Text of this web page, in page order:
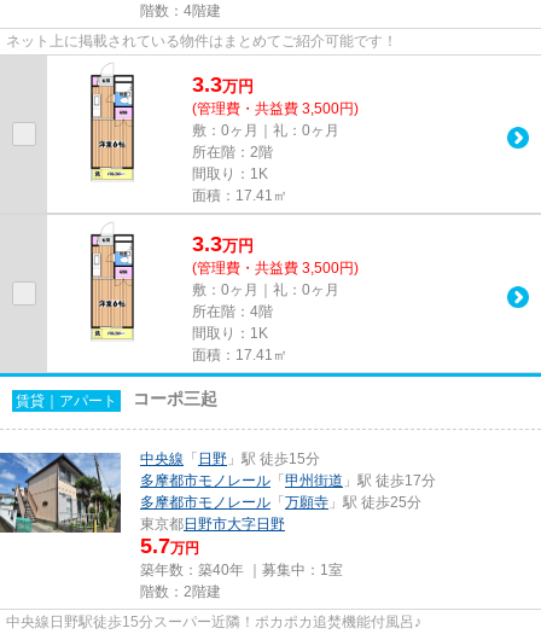
階数：4階建
ネット上に掲載されている物件はまとめてご紹介可能です！
3.3万円
(管理費・共益費 3,500円)
敷：0ヶ月｜礼：0ヶ月
所在階：2階
間取り：1K
面積：17.41㎡
3.3万円
(管理費・共益費 3,500円)
敷：0ヶ月｜礼：0ヶ月
所在階：4階
間取り：1K
面積：17.41㎡
賃貸｜アパート コーポ三起
中央線 「 日野 」駅 徒歩15分
多摩都市モノレール 「甲州街道 」駅 徒歩17分
多摩都市モノレール 「万願寺 」駅 徒歩25分
東京都日野市大字日野
5.7万円
築年数：築40年 ｜募集中： 1室
階数：2階建
中央線日野駅徒歩15分スーパー近隣！ポカポカ追焚機能付風呂♪